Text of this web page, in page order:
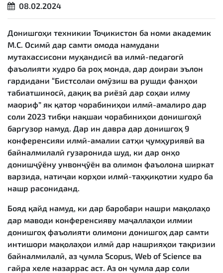
08.02.2024
Донишгоҳи техникии Тоҷикистон ба номи академик
М.С. Осимӣ дар самти омода намудани
мутахассисони муҳандисӣ ва илмӣ-педагогӣ
фаъолияти худро ба роҳ монда, дар доираи эълон
гардидани “Бистсолаи омӯзиш ва рушди фанҳои
табиатшиносӣ, дақиқ ва риёзӣ дар соҳаи илму
маориф” як қатор чорабиниҳои илмӣ-амалиро дар
соли 2023 тибқи нақшаи чорабиниҳои донишгоҳӣ
баргузор намуд. Дар ин давра дар донишгоҳ 9
конференсияи илмӣ-амалии сатҳи ҷумҳуриявӣ ва
байналмилалӣ гузаронида шуд, ки дар онҳо
донишҷӯёну унвонҷӯён ва олимон фаъолона ширкат
варзида, натиҷаи корҳои илмӣ-таҳқиқотии худро ба
нашр расониданд.
Бояд қайд намуд, ки дар баробари нашри мақолаҳо
дар маводи конференсияву маҷаллаҳои илмии
донишгоҳ фаъолияти олимони донишгоҳ дар самти
интишори мақолаҳои илмӣ дар нашрияҳои тақризии
байналмилалӣ, аз ҷумла Scopus, Web of Science ва
ғайра хеле назаррас аст. Аз он ҷумла дар соли